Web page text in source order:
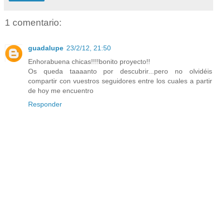
1 comentario:
guadalupe 23/2/12, 21:50
Enhorabuena chicas!!!!bonito proyecto!!
Os queda taaaanto por descubrir...pero no olvidéis
compartir con vuestros seguidores entre los cuales a partir
de hoy me encuentro
Responder